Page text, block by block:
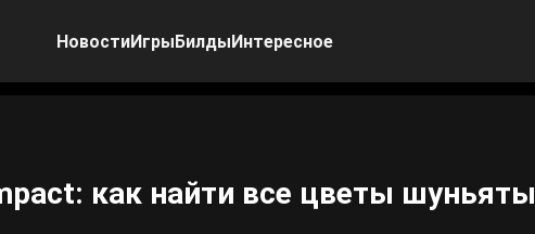
НовостиИгрыБилдыИнтересное
как найти все цветы шуньяты